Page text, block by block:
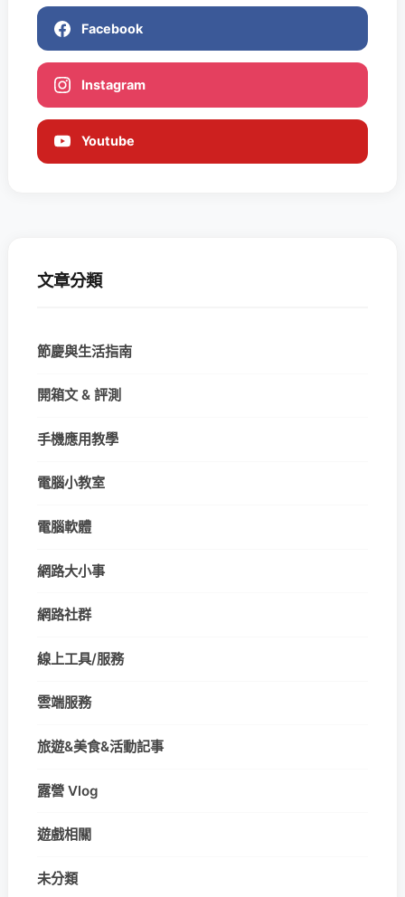
Facebook
Instagram
Youtube
文章分類
節慶與生活指南
開箱文 & 評測
手機應用教學
電腦小教室
電腦軟體
網路大小事
網路社群
線上工具/服務
雲端服務
旅遊&美食&活動記事
露營 Vlog
遊戲相關
未分類